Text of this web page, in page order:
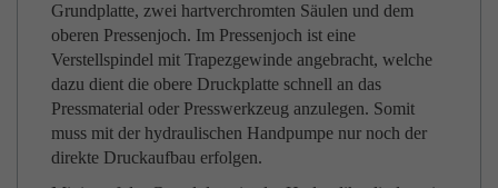
Grundplatte, zwei hartverchromten Säulen und dem
oberen Pressenjoch. Im Pressenjoch ist eine
Verstellspindel mit Trapezgewinde angebracht, welche
dazu dient die obere Druckplatte schnell an das
Pressmaterial oder Presswerkzeug anzulegen. Somit
muss mit der hydraulischen Handpumpe nur noch der
direkte Druckaufbau erfolgen.